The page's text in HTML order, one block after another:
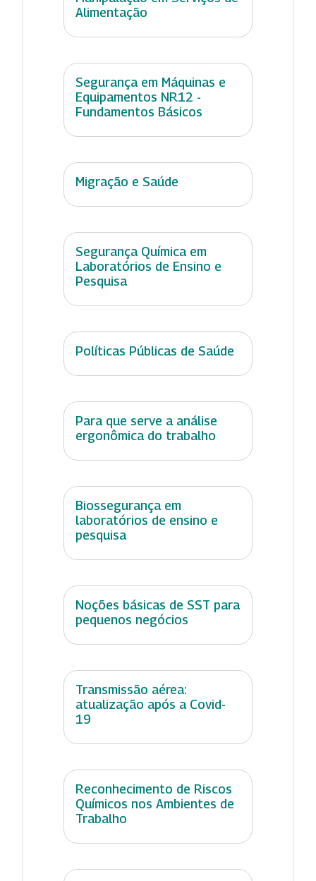
Alimentação
Segurança em Máquinas e
Equipamentos NR12 -
Fundamentos Básicos
Migração e Saúde
Segurança Química em
Laboratórios de Ensino e
Pesquisa
Políticas Públicas de Saúde
Para que serve a análise
ergonômica do trabalho
Biossegurança em
laboratórios de ensino e
pesquisa
Noções básicas de SST para
pequenos negócios
Transmissão aérea:
atualização após a Covid-
19
Reconhecimento de Riscos
Químicos nos Ambientes de
Trabalho